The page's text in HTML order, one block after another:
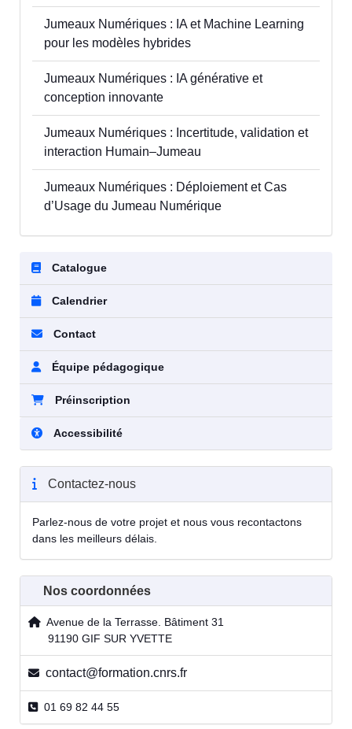
Jumeaux Numériques : IA et Machine Learning
pour les modèles hybrides
Jumeaux Numériques : IA générative et
conception innovante
Jumeaux Numériques : Incertitude, validation et
interaction Humain–Jumeau
Jumeaux Numériques : Déploiement et Cas
d’Usage du Jumeau Numérique
Catalogue
Calendrier
Contact
Équipe pédagogique
Préinscription
Accessibilité
Contactez-nous
Parlez-nous de votre projet et nous vous recontactons
dans les meilleurs délais.
Nos coordonnées
Avenue de la Terrasse. Bâtiment 31
91190 GIF SUR YVETTE
contact@formation.cnrs.fr
01 69 82 44 55